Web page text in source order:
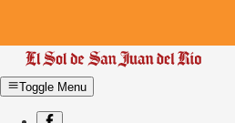
Toggle Menu